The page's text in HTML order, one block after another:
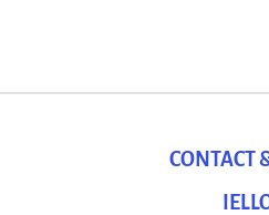
CONTACT